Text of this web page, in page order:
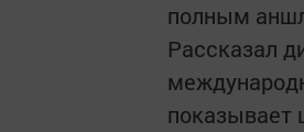
полным
Рассказал
показывает